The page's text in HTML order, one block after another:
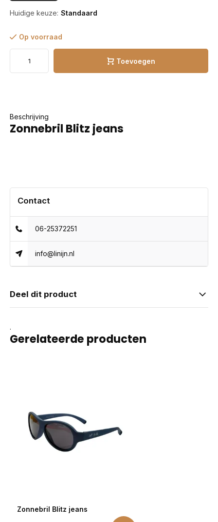
Huidige keuze: Standaard
Op voorraad
Toevoegen
Beschrijving
Zonnebril Blitz jeans
Contact
06-25372251
info@linijn.nl
Deel dit product
.
Gerelateerde producten
Zonnebril Blitz jeans